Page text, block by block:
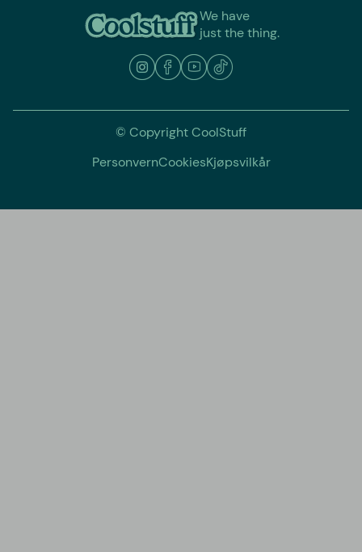
We have
just the thing.
© Copyright CoolStuff
PersonvernCookiesKjøpsvilkår